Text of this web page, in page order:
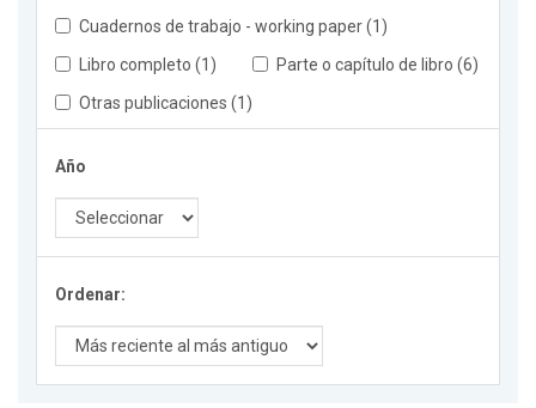
Cuadernos de trabajo - working paper (1)
Libro completo (1)
Parte o capítulo de libro (6)
Otras publicaciones (1)
Año
Ordenar: